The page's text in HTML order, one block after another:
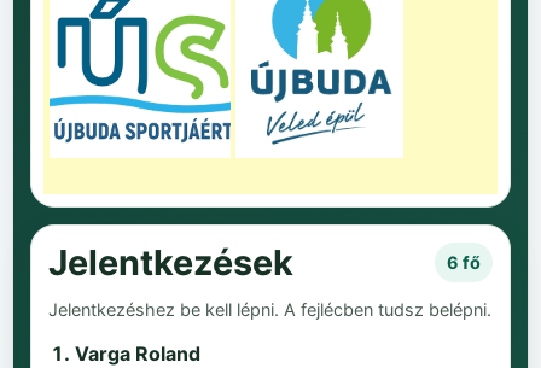
Jelentkezések 6 fő
Jelentkezéshez be kell lépni. A fejlécben tudsz belépni.
Varga Roland